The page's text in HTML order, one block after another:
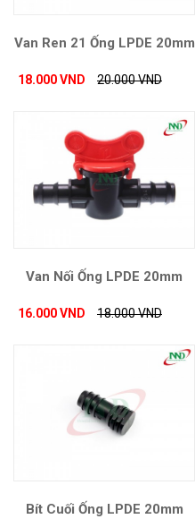
Van Ren 21 Ống LPDE 20mm
18.000 VND 20.000 VND
Van Nối Ống LPDE 20mm
16.000 VND 18.000 VND
Bít Cuối Ống LPDE 20mm